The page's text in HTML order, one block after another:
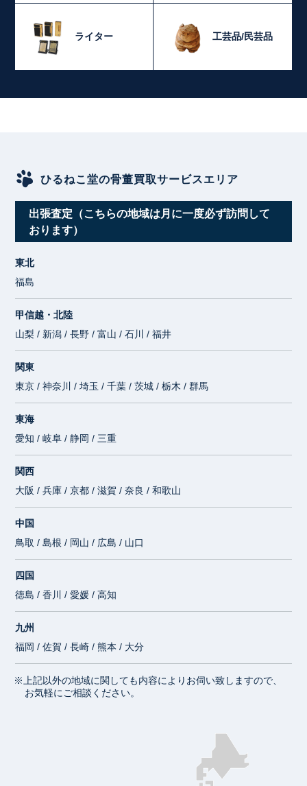
ライター 工芸品/民芸品
ひるねこ堂の骨董買取サービスエリア
出張査定（こちらの地域は月に一度必ず訪問して
おります）
東北
福島
甲信越・北陸
山梨 / 新潟 / 長野 / 富山 / 石川 / 福井
関東
東京 / 神奈川 / 埼玉 / 千葉 / 茨城 / 栃木 / 群馬
東海
愛知 / 岐阜 / 静岡 / 三重
関西
大阪 / 兵庫 / 京都 / 滋賀 / 奈良 / 和歌山
中国
鳥取 / 島根 / 岡山 / 広島 / 山口
四国
徳島 / 香川 / 愛媛 / 高知
九州
福岡 / 佐賀 / 長崎 / 熊本 / 大分
※上記以外の地域に関しても内容によりお伺い致しますので、
お気軽にご相談ください。